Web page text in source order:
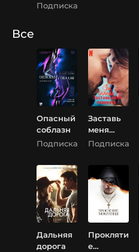
Подписка
Все
Опасный
соблазн
Подписка
Заставь
меня
поверить
Подписка
Дальняя
дорога
Прокляти
е